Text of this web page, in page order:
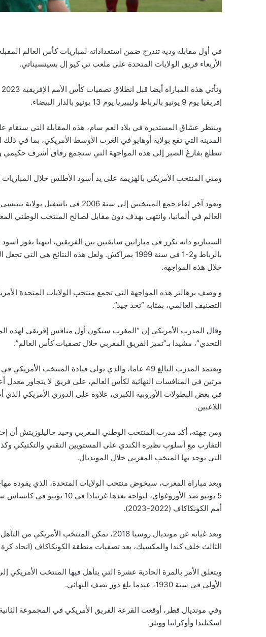
في أول مقابلة ودية تندرج ضمن استعداداته لمباريات كأس العالم
الأربعاء فريق الولايات المتحدة على ملعب تي كيو إل بسينسيناتي.
إفريقيا يوم 9 يونيو بالرباط وليبيريا يوم 13 يونيو بالدار البيضاء.
المدينة التي تقع بولاية أوهايو في الغرب الأوسط الأمريكي، بما في ذلك
تتطلع بفارغ الصبر إلى هذه المواجهة التي ستجمع رفاق أشرف
ومني المنتخب الأمريكي بالهزيمة على يد أسود الأطلس خلال المباريات
ويعود آخر لقاء جمع المنتخبين إلى
العالم في ألمانيا، وانتهى بهدف دون مقابل لصالح المنتخب الوطني
بالرباط و2-1 في سنة 1999 بمراكش. ولعل هذه النتائج
خلال هذه المواجهة.
التصنيف العالمي، بمثابة “تحد جيد”.
وقال المدرب الأمريكي إن “المغرب سيكون أول منافس إفريقي لهذه
التحدي”، مشيدا بـ”تميز الفريق المغربي خلال تصفيات كأس العالم”.
في بعض البطولات الأوروبية الكبرى، علاوة على الدوري الأمريكي
اللاعبين.
ومن جهته، أكد مدرب المنتخب الوطني المغربي وحيد حاليلوزيتش أن
التقارب مع أسلوب نظيره الكندي على المستويين التقني والتكتيكي
التي يوجد بها المنخب المغربي خلال المونديال.
وبعد مباراة المغرب، سيخوض منتخب الولايات المتحدة، الذي يقوده
5 يونيو ضد الأوروغواي،
أمم الكونكاكاف (2022-2023).
وبعد غيابه عن مونديال روسيا 2018، تمكن المنتخب
الثالث خلف كندا والمكسيك، بعد تصفيات منطقة الكونكاكاف (اتحاد كرة
ويتعلق الأمر بالمرة الحادية عشرة التي يتأهل فيها المنتخب الأمريكي
الأولى في سنة 1930، عندما بلغ دور نصف النهائي.
وفي مونديال قطر، أوقعت القرعة الفريق الأمريكي في المجموعة
اسكتلندا وأوكرانيا وويلز.